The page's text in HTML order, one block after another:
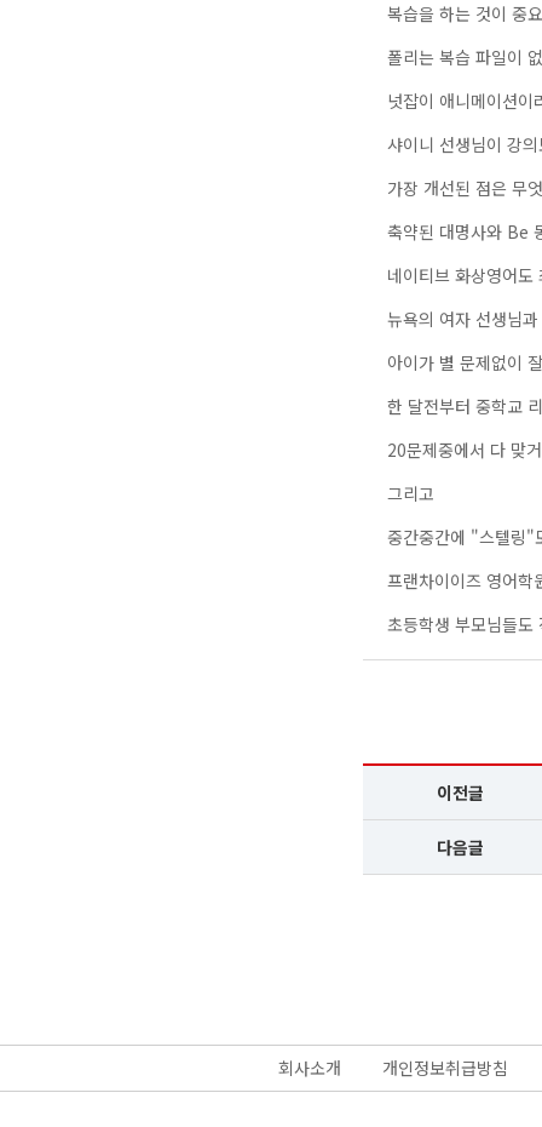
복습을 하는 것이 중
폴리는 복습 파일이
넛잡이 애니메이션
샤이니 선생님이 강
가장 개선된 점은 무
축약된 대명사와 Be
네이티브 화상영어도
뉴욕의 여자 선생님
아이가 별 문제없이
한 달전부터 중학교
20문제중에서 다 맞
그리고
중간중간에 "스텔링"
프랜차이이즈 영어
초등학생 부모님들도
이전글
다음글
회사소개 개인정보취급방침